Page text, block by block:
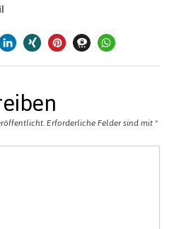
Erforderliche Felder sind mit *